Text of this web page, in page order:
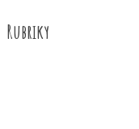
Rubriky